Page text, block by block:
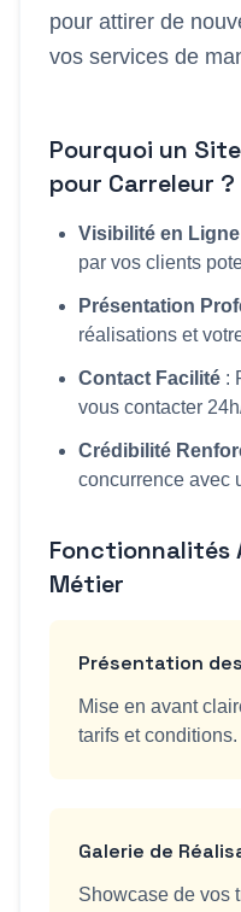
pour attirer de
vos services de
Pourquoi un
pour Carreleur ?
Visibilité en Ligne
par vos clients
Présentation
réalisations et
Contact Facilité :
vous contacter
Crédibilité
concurrence avec
Fonctionnalités
Métier
Présentation
Mise en avant
tarifs et conditions.
Galerie de
Showcase de vos